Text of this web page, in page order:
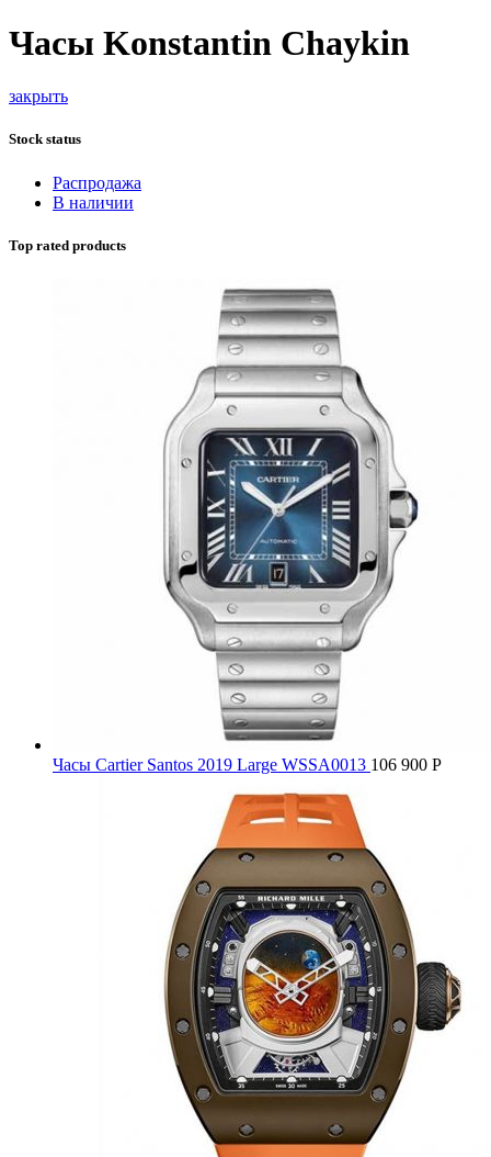
Часы Konstantin Chaykin
закрыть
Stock status
Распродажа
В наличии
Top rated products
Часы Cartier Santos 2019 Large WSSA0013 106 900 Р